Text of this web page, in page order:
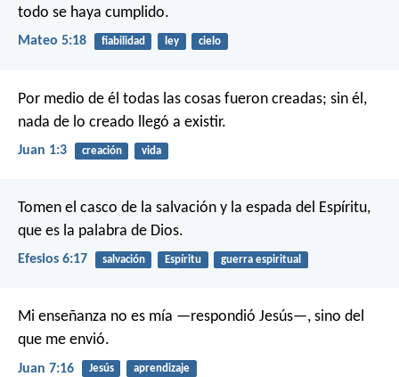
todo se haya cumplido.
Mateo 5:18 fiabilidad ley cielo
Por medio de él todas las cosas fueron creadas; sin él,
nada de lo creado llegó a existir.
Juan 1:3 creación vida
Tomen el casco de la salvación y la espada del Espíritu,
que es la palabra de Dios.
Efesios 6:17 salvación Espíritu guerra espiritual
Mi enseñanza no es mía —respondió Jesús—, sino del
que me envió.
Juan 7:16 Jesús aprendizaje